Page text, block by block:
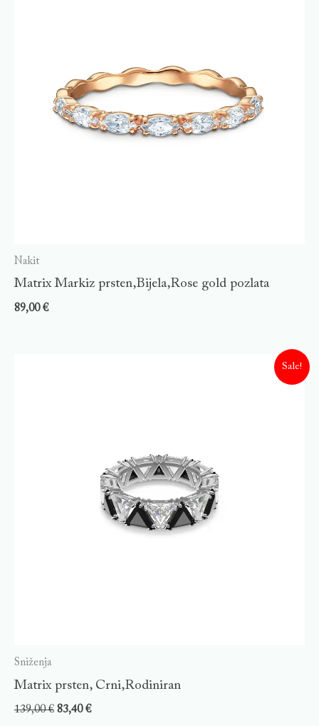
Nakit
Matrix Markiz prsten,Bijela,Rose gold pozlata
89,00€
Sale!
Sniženja
Matrix prsten, Crni,Rodiniran
139,00€ 83,40€